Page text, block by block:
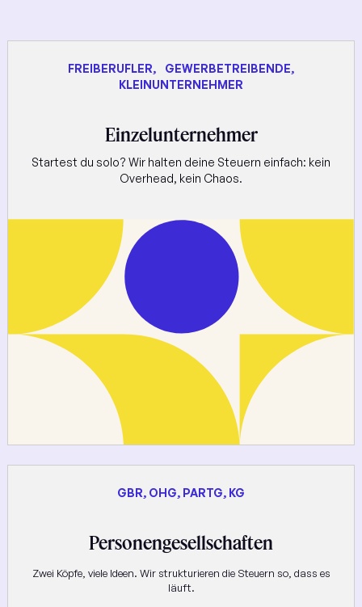
FREIBERUFLER, GEWERBETREIBENDE,
KLEINUNTERNEHMER
Einzelunternehmer
Startest du solo? Wir halten deine Steuern einfach: kein
Overhead, kein Chaos.
GBR, OHG, PARTG, KG
Personengesellschaften
Zwei Köpfe, viele Ideen. Wir strukturieren die Steuern so, dass es
läuft.